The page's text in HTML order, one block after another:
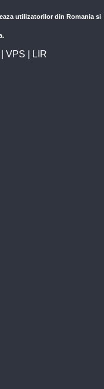
utilizatorilor din Romania si
VPS LIR